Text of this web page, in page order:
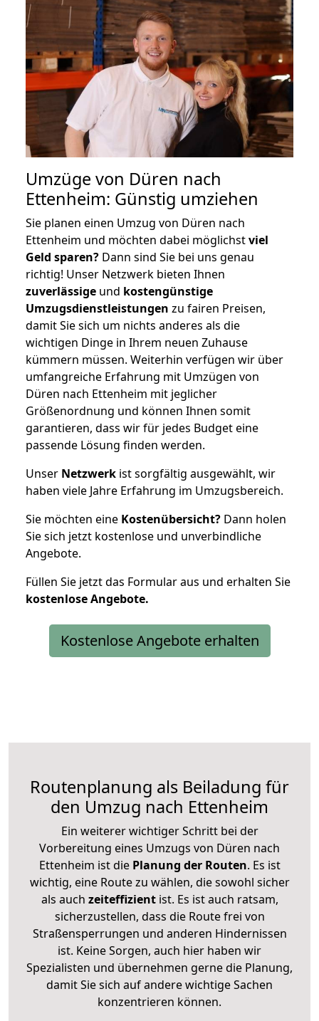
Umzüge von Düren nach
Ettenheim: Günstig umziehen
Sie planen einen Umzug von Düren nach
Ettenheim und möchten dabei möglichstviel
Geld sparen? Dann sind Sie bei uns genau
richtig! Unser Netzwerk bieten Ihnen
zuverlässige und kostengünstige
Umzugsdienstleistungen zu fairen Preisen,
damit Sie sich um nichts anderes als die
wichtigen Dinge in Ihrem neuen Zuhause
kümmern müssen. Weiterhin verfügen wir über
umfangreiche Erfahrung mit Umzügen von
Düren nach Ettenheim mit jeglicher
Größenordnung und können Ihnen somit
garantieren, dass wir für jedes Budget eine
passende Lösung finden werden.
Unser Netzwerk ist sorgfältig ausgewählt, wir
haben viele Jahre Erfahrung im Umzugsbereich.
Sie möchten eine Kostenübersicht? Dann holen
Sie sich jetzt kostenlose und unverbindliche
Angebote.
Füllen Sie jetzt das Formular aus und erhalten Sie
kostenloseAngebote.
Kostenlose Angebote erhalten
Routenplanung als Beiladung für
den Umzug nach Ettenheim
Ein weiterer wichtiger Schritt bei der
Vorbereitung eines Umzugs von Düren nach
Ettenheim ist diePlanung der Routen. Es ist
wichtig, eine Route zu wählen, die sowohl sicher
als auch zeiteffizientist. Es ist auch ratsam,
sicherzustellen, dass die Route frei von
Straßensperrungen und anderen Hindernissen
ist. Keine Sorgen, auch hier haben wir
Spezialisten und übernehmen gerne die Planung,
damit Sie sich auf andere wichtige Sachen
konzentrieren können.